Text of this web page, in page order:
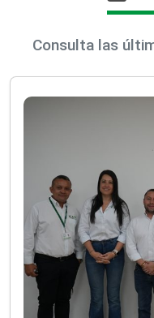
Consulta las